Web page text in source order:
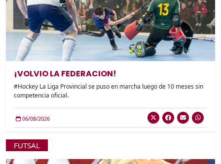
¡VOLVIO LA FEDERACION!
#Hockey La Liga Provincial se puso en marcha luego de 10 meses sin
competencia oficial.
06/08/2026
FUTSAL